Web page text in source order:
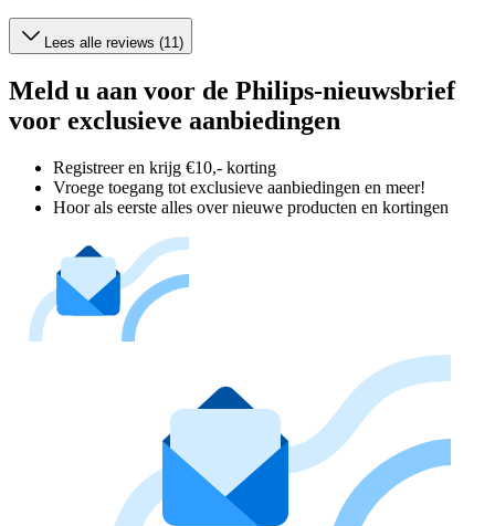
Lees alle reviews (11)
Meld u aan voor de Philips-nieuwsbrief
voor exclusieve aanbiedingen
Registreer en krijg €10,- korting
Vroege toegang tot exclusieve aanbiedingen en meer!
Hoor als eerste alles over nieuwe producten en kortingen